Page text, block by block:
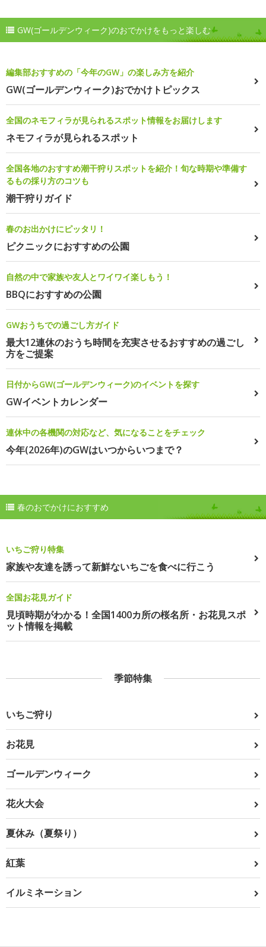
GW(ゴールデンウィーク)のおでかけをもっと楽しむ
編集部おすすめの「今年のGW」の楽しみ方を紹介
GW(ゴールデンウィーク)おでかけトピックス
全国のネモフィラが見られるスポット情報をお届けします
ネモフィラが見られるスポット
全国各地のおすすめ潮干狩りスポットを紹介！旬な時期や準備す
るもの採り方のコツも
潮干狩りガイド
春のお出かけにピッタリ！
ピクニックにおすすめの公園
自然の中で家族や友人とワイワイ楽しもう！
BBQにおすすめの公園
GWおうちでの過ごし方ガイド
最大12連休のおうち時間を充実させるおすすめの過ごし
方をご提案
日付からGW(ゴールデンウィーク)のイベントを探す
GWイベントカレンダー
連休中の各機関の対応など、気になることをチェック
今年(2026年)のGWはいつからいつまで？
春のおでかけにおすすめ
いちご狩り特集
家族や友達を誘って新鮮ないちごを食べに行こう
全国お花見ガイド
見頃時期がわかる！全国1400カ所の桜名所・お花見スポ
ット情報を掲載
季節特集
いちご狩り
お花見
ゴールデンウィーク
花火大会
夏休み（夏祭り）
紅葉
イルミネーション